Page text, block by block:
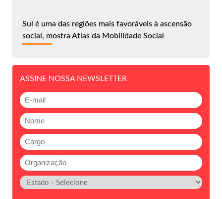
Sul é uma das regiões mais favoráveis à ascensão
social, mostra Atlas da Mobilidade Social
ASSINE NOSSA NEWSLETTER